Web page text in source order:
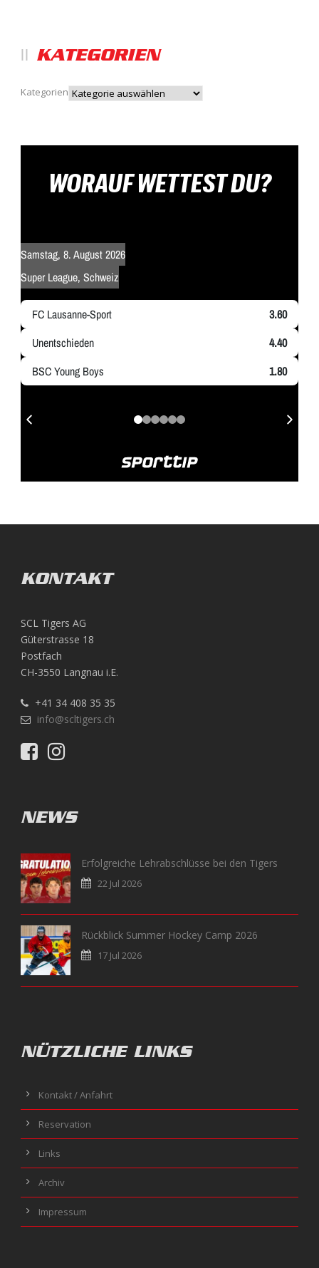
KATEGORIEN
Kategorien
KONTAKT
SCL Tigers AG
Güterstrasse 18
Postfach
CH-3550 Langnau i.E.
+41 34 408 35 35
info@scltigers.ch
NEWS
Erfolgreiche Lehrabschlüsse bei den Tigers
22 Jul 2026
Rückblick Summer Hockey Camp 2026
17 Jul 2026
NÜTZLICHE LINKS
Kontakt / Anfahrt
Reservation
Links
Archiv
Impressum